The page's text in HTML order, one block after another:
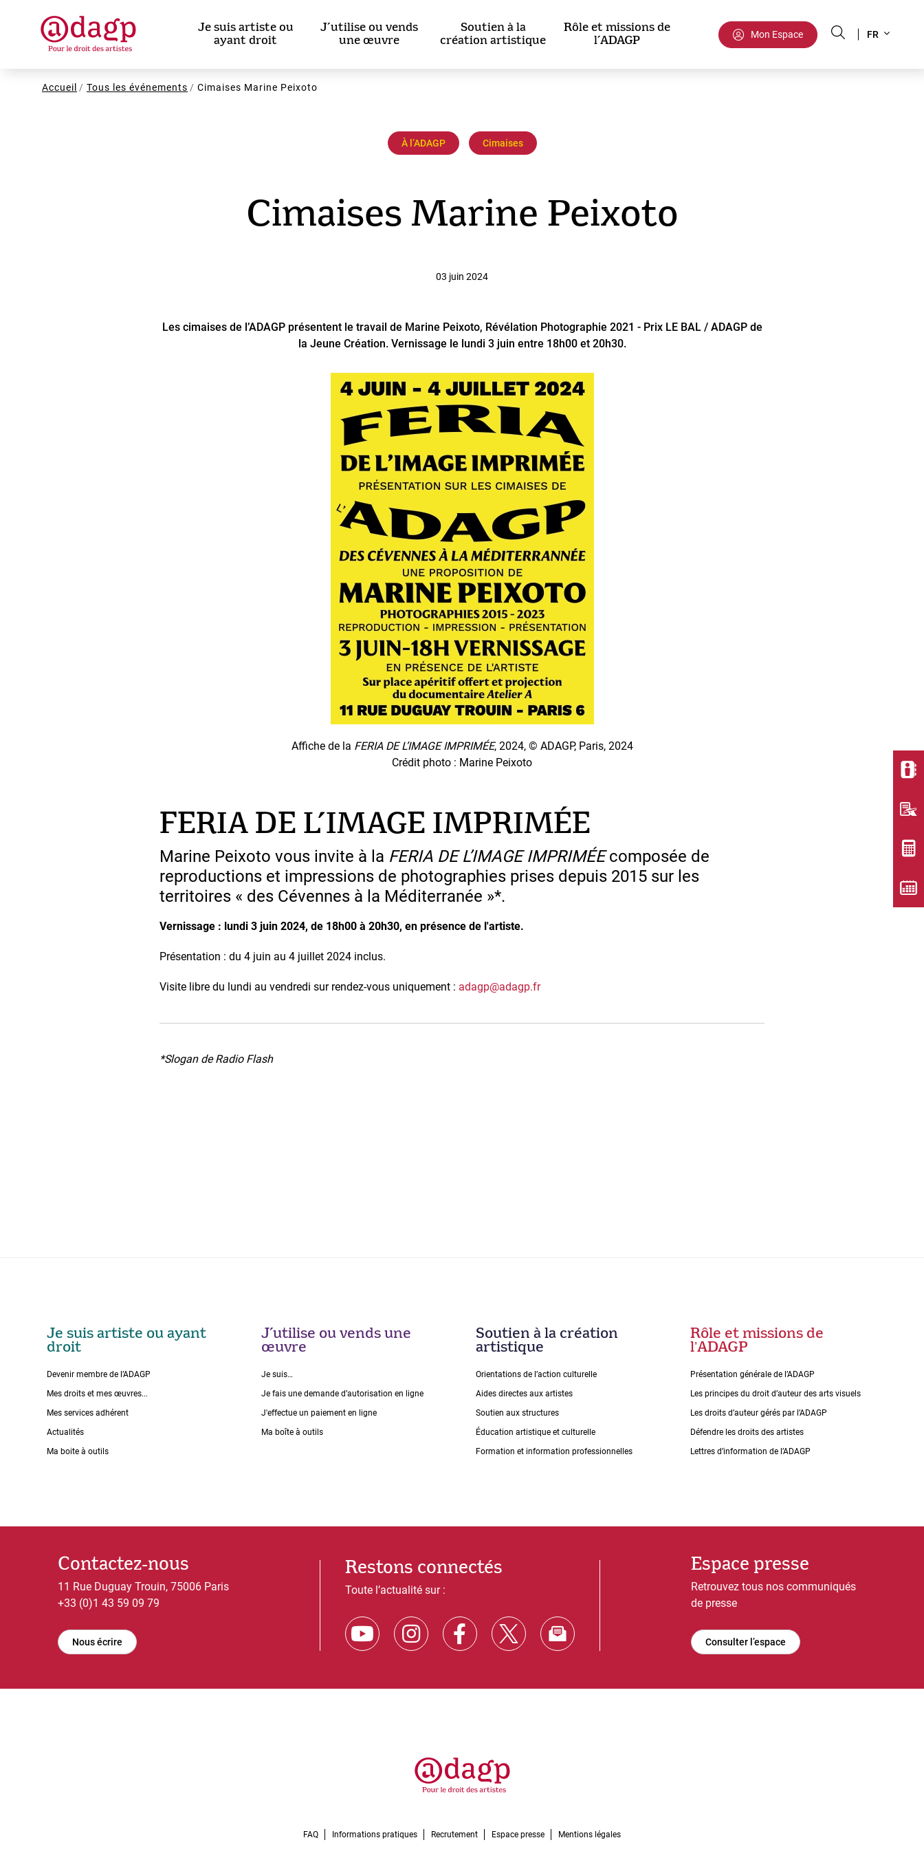
Je suis artiste ou
ayant droit
J’utilise ou vends
une œuvre
Soutien à la
création artistique
Rôle et missions de
l’ADAGP
Mon Espace
your
FR
Fil
Accueil Tous les événements Cimaises Marine Peixoto
À l’ADAGP Cimaises
Cimaises Marine Peixoto
03 juin 2024
Les cimaises de lʼADAGP présentent le travail de Marine Peixoto, Révélation Photographie 2021 - Prix LE BAL / ADAGP de
la Jeune Création. Vernissage le lundi 3 juin entre 18h00 et 20h30.
Affiche de la FERIA DE L’IMAGE IMPRIMÉE, 2024, © ADAGP, Paris, 2024
Crédit photo : Marine Peixoto
FERIA DE L’IMAGE IMPRIMÉE
Marine Peixoto vous invite à la FERIA DE L’IMAGE IMPRIMÉEcomposée de
reproductions et impressions de photographies prises depuis 2015 sur les
territoires « des Cévennes à la Méditerranée »*.
Vernissage : lundi 3 juin 2024, de 18h00 à 20h30, en présence de l'artiste.
Présentation : du 4 juin au 4 juillet 2024 inclus.
Visite libre du lundi au vendredi sur rendez-vous uniquement : adagp@adagp.fr
*Slogan de Radio Flash
Je suis artiste ou ayant
droit
Devenir membre de l’ADAGP
Mes droits et mes œuvres...
Mes services adhérent
Actualités
Ma boite à outils
J’utilise ou vends une
œuvre
Je suis…
Je fais une demande dʼautorisation en ligne
J'effectue un paiement en ligne
Ma boîte à outils
Soutien à la création
artistique
Orientations de lʼaction culturelle
Aides directes aux artistes
Soutien aux structures
Éducation artistique et culturelle
Formation et information professionnelles
Rôle et missions de
lʼADAGP
Présentation générale de l’ADAGP
Les principes du droit dʼauteur des arts visuels
Les droits dʼauteur gérés par lʼADAGP
Défendre les droits des artistes
Lettres dʼinformation de lʼADAGP
Contactez-nous
11 Rue Duguay Trouin, 75006 Paris
+33 (0)1 43 59 09 79
Nous écrire
Restons connectés
Toute l’actualité sur :
Espace presse
Retrouvez tous nos communiqués
de presse
Consulter l’espace
FAQ Informations pratiques Recrutement Espace presse Mentions légales